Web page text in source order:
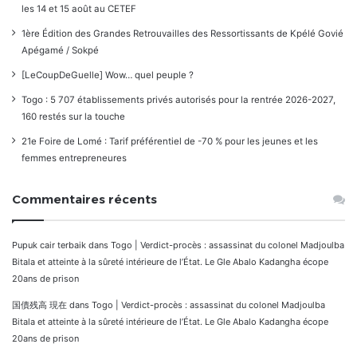
les 14 et 15 août au CETEF
1ère Édition des Grandes Retrouvailles des Ressortissants de Kpélé Govié
Apégamé / Sokpé
[LeCoupDeGuelle] Wow… quel peuple ?
Togo : 5 707 établissements privés autorisés pour la rentrée 2026-2027,
160 restés sur la touche
21e Foire de Lomé : Tarif préférentiel de -70 % pour les jeunes et les
femmes entrepreneures
Commentaires récents
Pupuk cair terbaik dans Togo | Verdict-procès : assassinat du colonel Madjoulba
Bitala et atteinte à la sûreté intérieure de l’État. Le Gle Abalo Kadangha écope
20ans de prison
国債残高 現在 dans Togo | Verdict-procès : assassinat du colonel Madjoulba
Bitala et atteinte à la sûreté intérieure de l’État. Le Gle Abalo Kadangha écope
20ans de prison